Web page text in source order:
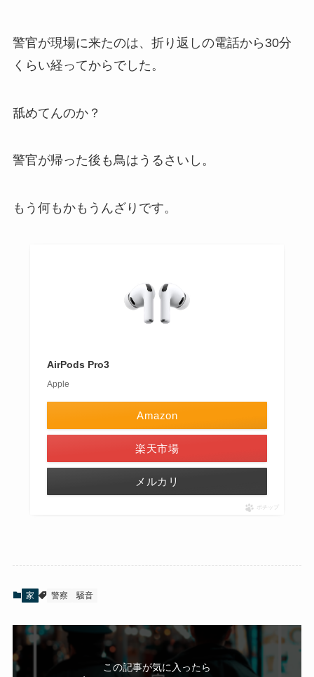
警官が現場に来たのは、折り返しの電話から30分
くらい経ってからでした。
舐めてんのか？
警官が帰った後も鳥はうるさいし。
もう何もかもうんざりです。
AirPods Pro3
Apple
Amazon
楽天市場
メルカリ
ポチップ
家 警察 騒音
この記事が気に入ったら